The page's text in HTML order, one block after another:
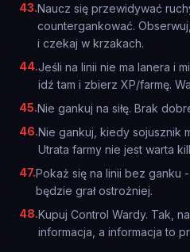
43.Naucz się przewidywać
countergankować.
i czekaj w krzakach.
44.Jeśli na linii nie ma lanera i
idź tam i zbierz XP/farmę.
45.Nie gankuj na siłę. Brak
46.Nie gankuj, kiedy sojusznik
Utrata farmy nie jest warta
47.Pokaż się na linii bez ganku
będzie grał ostrożniej.
48.Kupuj Control Wardy. Tak,
informacja, a informacja to